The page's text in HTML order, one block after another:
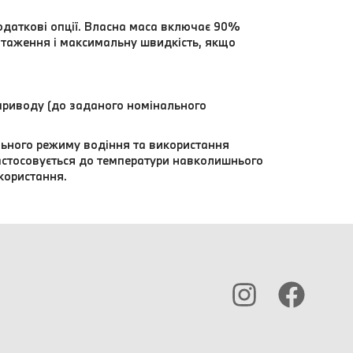
опції. Власна маса включає 90%
і максимальну швидкість, якщо
(до заданого номінального
режиму водіння та використання
до температури навколишнього